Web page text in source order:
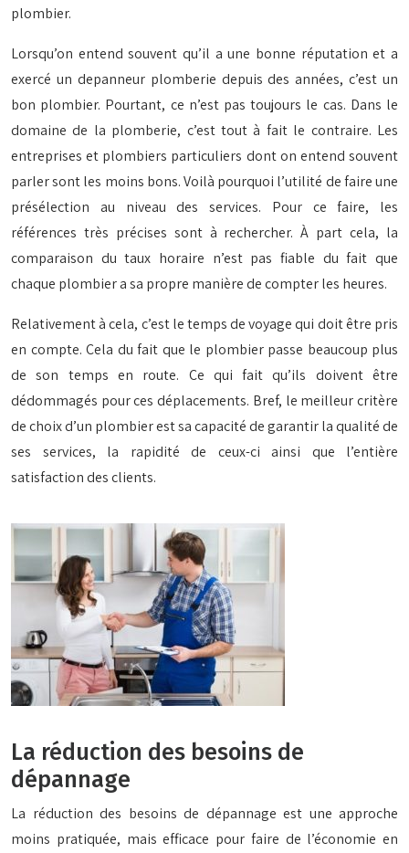
plombier.
Lorsqu’on entend souvent qu’il a une bonne réputation et a
exercé un depanneur plomberie depuis des années, c’est un
bon plombier. Pourtant, ce n’est pas toujours le cas. Dans le
domaine de la plomberie, c’est tout à fait le contraire. Les
entreprises et plombiers particuliers dont on entend souvent
parler sont les moins bons. Voilà pourquoi l’utilité de faire une
présélection au niveau des services. Pour ce faire, les
références très précises sont à rechercher. À part cela, la
comparaison du taux horaire n’est pas fiable du fait que
chaque plombier a sa propre manière de compter les heures.
Relativement à cela, c’est le temps de voyage qui doit être pris
en compte. Cela du fait que le plombier passe beaucoup plus
de son temps en route. Ce qui fait qu’ils doivent être
dédommagés pour ces déplacements. Bref, le meilleur critère
de choix d’un plombier est sa capacité de garantir la qualité de
ses services, la rapidité de ceux-ci ainsi que l’entière
satisfaction des clients.
La réduction des besoins de
dépannage
La réduction des besoins de dépannage est une approche
moins pratiquée, mais efficace pour faire de l’économie en